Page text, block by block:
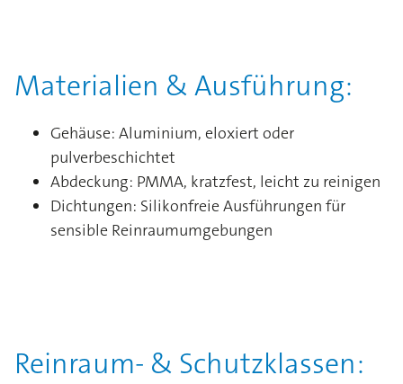
Materialien & Ausführung:
Gehäuse: Aluminium, eloxiert oder
pulverbeschichtet
Abdeckung: PMMA, kratzfest, leicht zu reinigen
Dichtungen: Silikonfreie Ausführungen für
sensible Reinraumumgebungen
Reinraum- & Schutzklassen: